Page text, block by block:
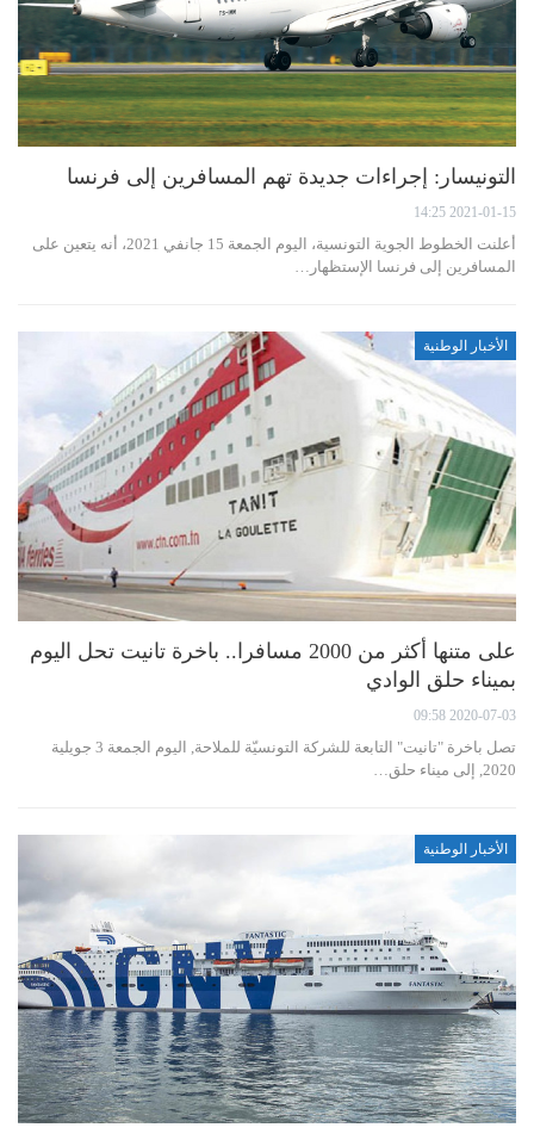
التونيسار: إجراءات جديدة تهم المسافرين إلى فرنسا
2021-01-15 14:25
أعلنت الخطوط الجوية التونسية، اليوم الجمعة 15 جانفي 2021، أنه يتعين على
المسافرين إلى فرنسا الإستظهار…
الأخبار الوطنية
على متنها أكثر من 2000 مسافرا.. باخرة تانيت تحل اليوم
بميناء حلق الوادي
2020-07-03 09:58
تصل باخرة "تانيت" التابعة للشركة التونسيّة للملاحة, اليوم الجمعة 3 جويلية
2020, إلى ميناء حلق…
الأخبار الوطنية